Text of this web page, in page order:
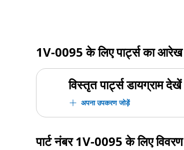
1V-0095के लिए पार्ट्स का आरेख
विस्तृत पार्ट्स डायग्राम देखें
अपना उपकरण जोड़ें
पार्ट नंबर1V-0095के लिए विवरण